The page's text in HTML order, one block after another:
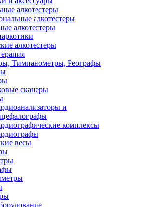
алкотестеры
алкотестеры
алкотестеры
алкотестеры
Тимпанометры, Реографы
сканеры
и
комплексы
весы